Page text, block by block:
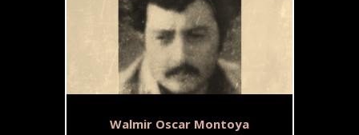
Walmir Oscar Montoya